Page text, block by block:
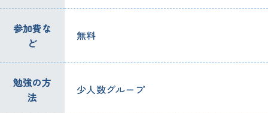
参加費な
ど
無料
勉強の方
法
少人数グループ